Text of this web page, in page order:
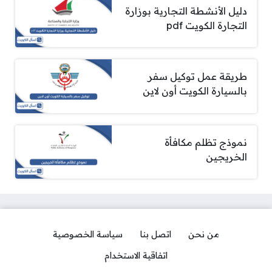
دليل الأنشطة التجارية بوزارة
التجارة الكويت pdf
طريقة عمل توكيل سفر
بالسيارة الكويت أون لاين
نموذج تظلم مكافأة
الخريجين
من نحن اتصل بنا
سياسة الخصوصية
اتفاقية الاستخدام